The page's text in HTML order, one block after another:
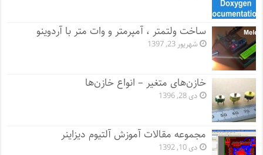
ساخت ولتمتر ، آمپرمتر و وات متر با آردوینو
شهریور 23, 1397
خازن‌های متغیر – انواع خازن‌ها
دی 28, 1396
مجموعه مقالات آموزش آلتیوم دیزاینر
دی 10, 1392